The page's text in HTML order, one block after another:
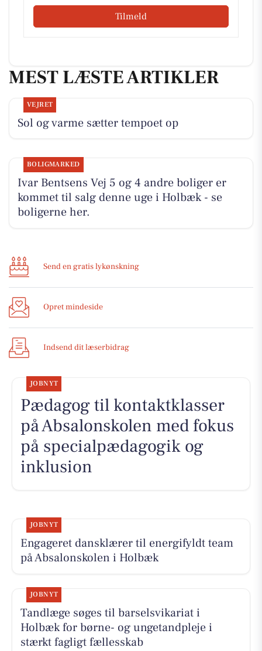
Tilmeld
MEST LÆSTE ARTIKLER
VEJRET
Sol og varme sætter tempoet op
BOLIGMARKED
Ivar Bentsens Vej 5 og 4 andre boliger er
kommet til salg denne uge i Holbæk - se
boligerne her.
Send en gratis lykønskning
Opret mindeside
Indsend dit læserbidrag
JOBNYT
Pædagog til kontaktklasser
på Absalonskolen med fokus
på specialpædagogik og
inklusion
JOBNYT
Engageret dansklærer til energifyldt team
på Absalonskolen i Holbæk
JOBNYT
Tandlæge søges til barselsvikariat i
Holbæk for børne- og ungetandpleje i
stærkt fagligt fællesskab